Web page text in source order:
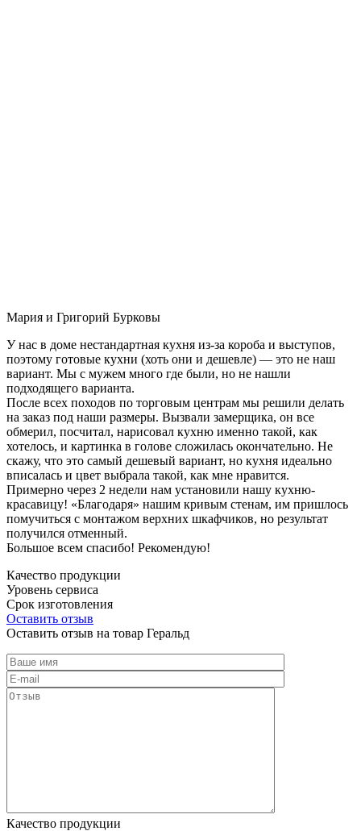
Мария и Григорий Бурковы
У нас в доме нестандартная кухня из-за короба и выступов,
поэтому готовые кухни (хоть они и дешевле) — это не наш
вариант. Мы с мужем много где были, но не нашли
подходящего варианта.
После всех походов по торговым центрам мы решили делать
на заказ под наши размеры. Вызвали замерщика, он все
обмерил, посчитал, нарисовал кухню именно такой, как
хотелось, и картинка в голове сложилась окончательно. Не
скажу, что это самый дешевый вариант, но кухня идеально
вписалась и цвет выбрала такой, как мне нравится.
Примерно через 2 недели нам установили нашу кухню-
красавицу! «Благодаря» нашим кривым стенам, им пришлось
помучиться с монтажом верхних шкафчиков, но результат
получился отменный.
Большое всем спасибо! Рекомендую!
Качество продукции
Уровень сервиса
Срок изготовления
Оставить отзыв
Оставить отзыв на товар Геральд
Качество продукции